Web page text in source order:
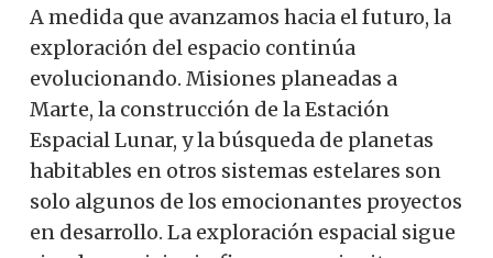
A medida que avanzamos hacia el futuro, la
exploración del espacio continúa
evolucionando. Misiones planeadas a
Marte, la construcción de la Estación
Espacial Lunar, y la búsqueda de planetas
habitables en otros sistemas estelares son
solo algunos de los emocionantes proyectos
en desarrollo. La exploración espacial sigue